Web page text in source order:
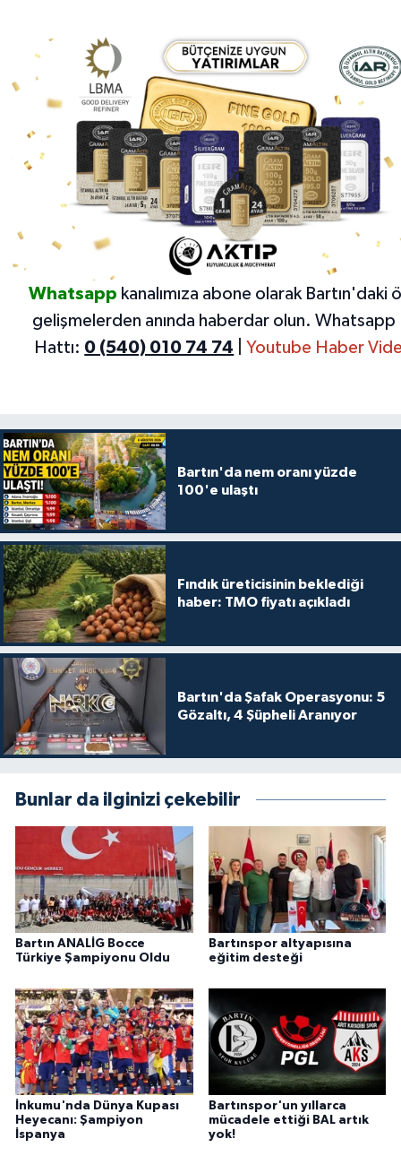
Whatsapp kanalımıza abone olarak Bartın'daki
gelişmelerden anında haberdar olun. Whatsapp
Hattı: 0 (540) 010 74 74 Youtube Haber
Bartın'da nem oranı yüzde
100'e ulaştı
Fındık üreticisinin beklediği
haber: TMO fiyatı açıkladı
Bartın'da Şafak Operasyonu: 5
Gözaltı, 4 Şüpheli Aranıyor
Bunlar da ilginizi çekebilir
Bartın ANALİG Bocce
Türkiye Şampiyonu Oldu
Bartınspor altyapısına
eğitim desteği
İnkumu'nda Dünya Kupası
Heyecanı: Şampiyon
İspanya
Bartınspor'un yıllarca
mücadele ettiği BAL artık
yok!